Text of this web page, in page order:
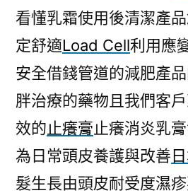
看懂乳霜使用後清潔產
定舒適Load Cell利用應
安全借錢管道的減肥產
胖治療的藥物且我們客
效的止癢膏止癢消炎乳
為日常頭皮養護與改善
髮生長由頭皮耐受度濕